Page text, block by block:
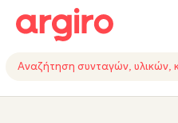
ΥΛΙΚΑΕΚΤΕΛΕΣΗΕΞΟΠΛΙΣΜΟΣ